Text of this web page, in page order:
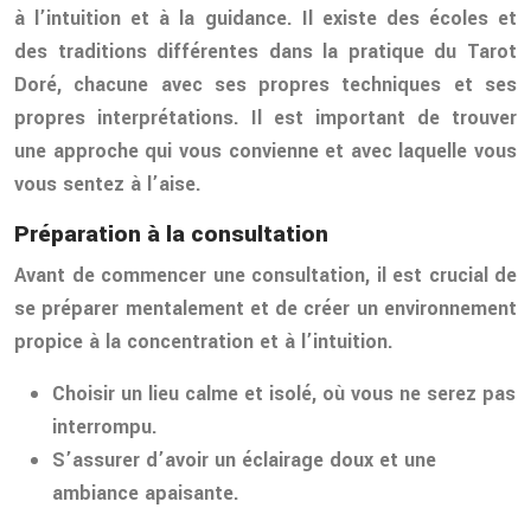
à l’intuition et à la guidance. Il existe des écoles et
des traditions différentes dans la pratique du Tarot
Doré, chacune avec ses propres techniques et ses
propres interprétations. Il est important de trouver
une approche qui vous convienne et avec laquelle vous
vous sentez à l’aise.
Préparation à la consultation
Avant de commencer une consultation, il est crucial de
se préparer mentalement et de créer un environnement
propice à la concentration et à l’intuition.
Choisir un lieu calme et isolé, où vous ne serez pas
interrompu.
S’assurer d’avoir un éclairage doux et une
ambiance apaisante.